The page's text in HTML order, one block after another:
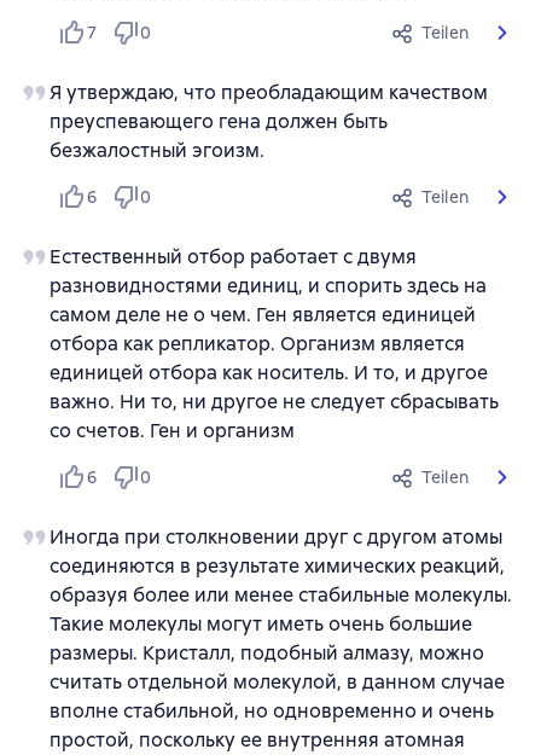
7 0 Teilen
Я утверждаю, что преобладающим качеством
преуспевающего гена должен быть
безжалостный эгоизм.
6 0 Teilen
Естественный отбор работает с двумя
разновидностями единиц, и спорить здесь на
самом деле не о чем. Ген является единицей
отбора как репликатор. Организм является
единицей отбора как носитель. И то, и другое
важно. Ни то, ни другое не следует сбрасывать
со счетов. Ген и организм
6 0 Teilen
Иногда при столкновении друг с другом атомы
соединяются в результате химических реакций,
образуя более или менее стабильные молекулы.
Такие молекулы могут иметь очень большие
размеры. Кристалл, подобный алмазу, можно
считать отдельной молекулой, в данном случае
вполне стабильной, но одновременно и очень
простой, поскольку ее внутренняя атомная